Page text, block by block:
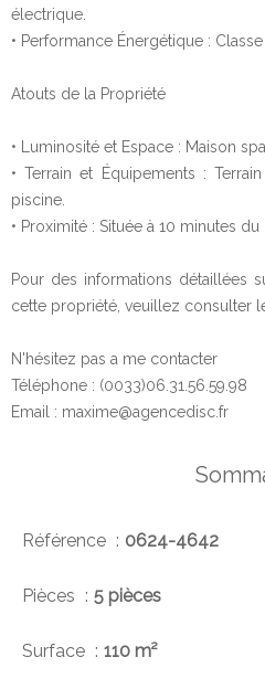
électrique.
• Performance Énergétique :
Atouts de la Propriété
• Luminosité et Espace : Maison
• Terrain et Équipements :
piscine.
• Proximité : Située à 10 minutes
Pour des informations détaillées
cette propriété, veuillez consulter le
N'hésitez pas a me contacter
Téléphone : (0033)06.31.56.59.98
Email : maxime@agencedisc.fr
Référence 0624-4642
Pièces 5 pièces
Surface 110 m²